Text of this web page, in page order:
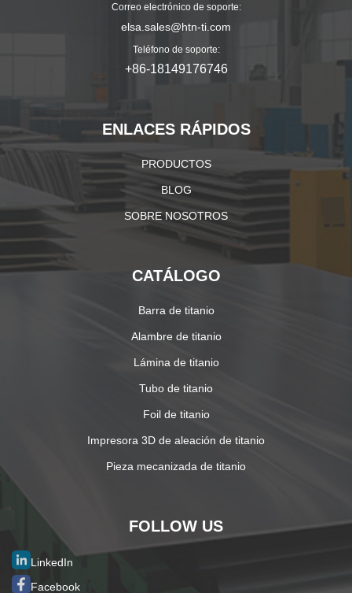
Correo electrónico de soporte:
elsa.sales@htn-ti.com
Teléfono de soporte:
+86-18149176746
ENLACES RÁPIDOS
PRODUCTOS
BLOG
SOBRE NOSOTROS
CATÁLOGO
Barra de titanio
Alambre de titanio
Lámina de titanio
Tubo de titanio
Foil de titanio
Impresora 3D de aleación de titanio
Pieza mecanizada de titanio
FOLLOW US
LinkedIn
Facebook